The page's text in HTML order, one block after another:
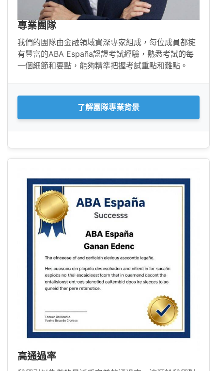
專業團隊
我們的團隊由金融領域資深專家組成，每位成員都擁
有豐富的ABA España認證考試經驗，熟悉考試的每
一個細節和要點，能夠精準把握考試重點和難點。
了解團隊專業背景
高通過率